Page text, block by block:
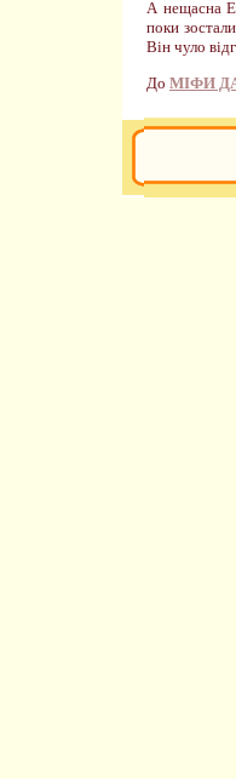
А нещасна
поки
Він чуло
До МІФИ